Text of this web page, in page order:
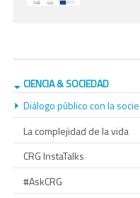
CIENCIA & SOCIEDAD
Diálogo público con la
La complejidad de la vida
CRG InstaTalks
#AskCRG